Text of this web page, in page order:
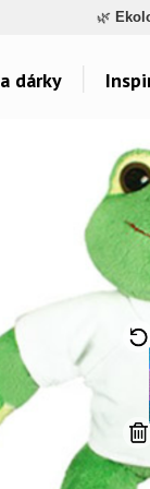
🌿
dárky
Inspirace na
Autorská grafika
Vše..